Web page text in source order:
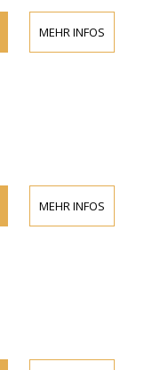
MEHR INFOS
MEHR INFOS